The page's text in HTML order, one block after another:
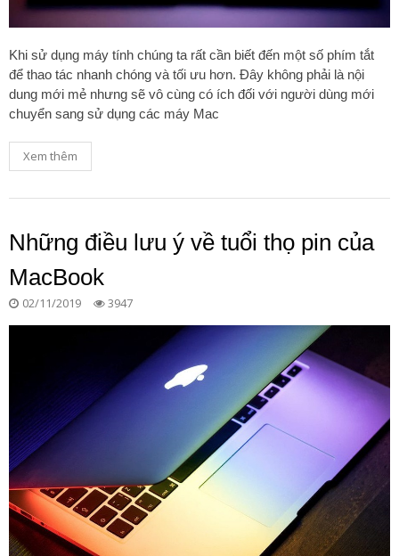
Khi sử dụng máy tính chúng ta rất cần biết đến một số phím tắt
để thao tác nhanh chóng và tối ưu hơn. Đây không phải là nội
dung mới mẻ nhưng sẽ vô cùng có ích đối với người dùng mới
chuyển sang sử dụng các máy Mac
Xem thêm
Những điều lưu ý về tuổi thọ pin của
MacBook
02/11/2019 3947